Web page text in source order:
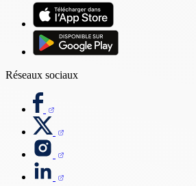
Réseaux sociaux